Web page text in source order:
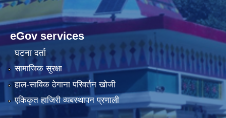
eGov services
घटना दर्ता
सामाजिक सुरक्षा
हाल-साविक ठेगाना परिवर्तन खोजी
एकिकृत हाजिरी व्यबस्थापन प्रणाली